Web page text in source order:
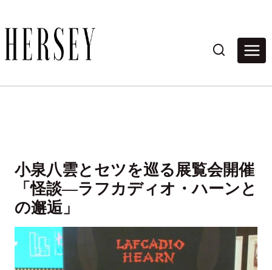
容
を
ス
小泉八雲とセツを巡る展覧会開催
「怪談―ラフカディオ・ハーンと
の邂逅」